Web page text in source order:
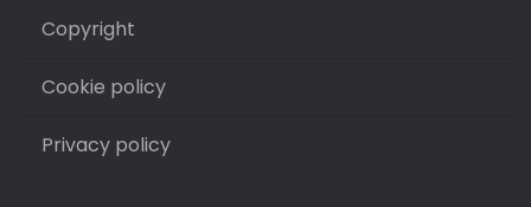
Copyright
Cookie policy
Privacy policy